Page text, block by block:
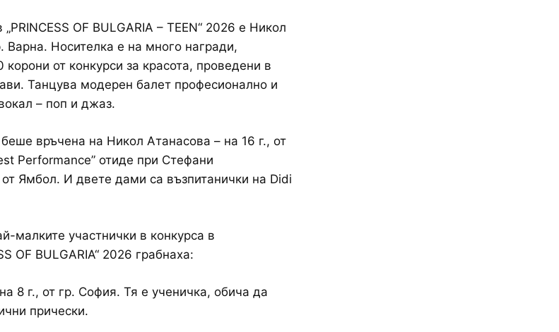
OF BULGARIA – TEEN“ 2026 е Никол
Варна. Носителка е на много награди,
от конкурси за красота, проведени в
Танцува модерен балет професионално и
– поп и джаз.
връчена на Никол Атанасова – на 16 г., от
Performance” отиде при Стефани
Ямбол. И двете дами са възпитанички на Didi
малките участнички в конкурса в
OF BULGARIA“ 2026 грабнаха:
8 г., от гр. София. Тя е ученичка, обича да
прически.